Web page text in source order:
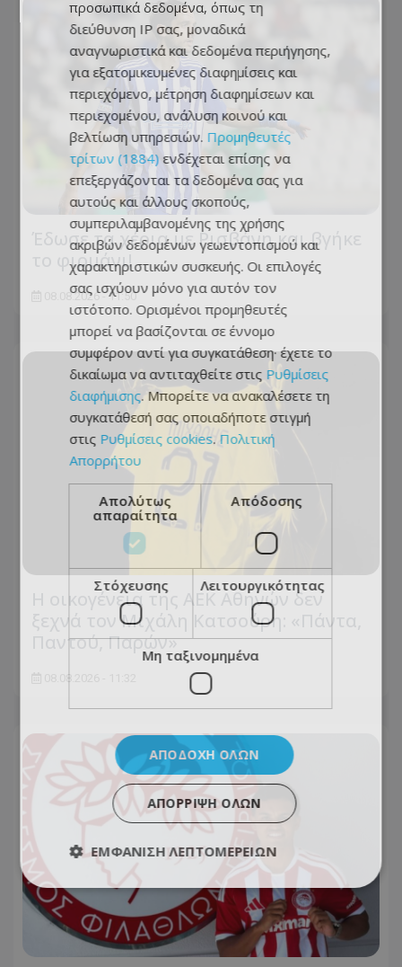
Έδωσε τα χέρια με Ρισβάνη και βγήκε
το φιρμάνι!
08.08.2026 - 11:50
Η οικογένεια της ΑΕΚ Αθηνών δεν
ξεχνά τον Μιχάλη Κατσούρη: «Πάντα,
Παντού, Παρών»
προσωπικά δεδομένα, όπως τη
διεύθυνση IP σας, μοναδικά
αναγνωριστικά και δεδομένα περιήγησης,
για εξατομικευμένες διαφημίσεις και
περιεχόμενο, μέτρηση διαφημίσεων και
περιεχομένου, ανάλυση κοινού και
βελτίωση υπηρεσιών. Προμηθευτές
τρίτων (1884) ενδέχεται επίσης να
επεξεργάζονται τα δεδομένα σας για
αυτούς και άλλους σκοπούς,
συμπεριλαμβανομένης της χρήσης
ακριβών δεδομένων γεωεντοπισμού και
χαρακτηριστικών συσκευής. Οι επιλογές
σας ισχύουν μόνο για αυτόν τον
ιστότοπο. Ορισμένοι προμηθευτές
μπορεί να βασίζονται σε έννομο
συμφέρον αντί για συγκατάθεση· έχετε το
δικαίωμα να αντιταχθείτε στις Ρυθμίσεις
διαφήμισης. Μπορείτε να ανακαλέσετε τη
συγκατάθεσή σας οποιαδήποτε στιγμή
στις Ρυθμίσεις cookies. Πολιτική
Απορρήτου
Απολύτως
απαραίτητα
Απόδοσης
Στόχευσης Λειτουργικότητας
Μη ταξινομημένα
ΑΠΟΔΟΧΉ ΌΛΩΝ
ΑΠΌΡΡΙΨΗ ΌΛΩΝ
ΕΜΦΆΝΙΣΗ ΛΕΠΤΟΜΕΡΕΙΏΝ